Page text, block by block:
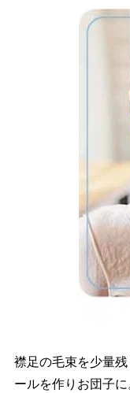
襟足の毛束を少量
ールを作りお団子